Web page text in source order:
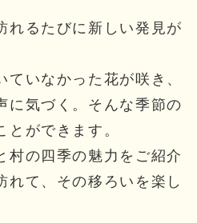
れるたびに新しい発見が
いなかった花が咲き、
に気づく。そんな季節の
ができます。
村の四季の魅力をご紹介
れて、その移ろいを楽し